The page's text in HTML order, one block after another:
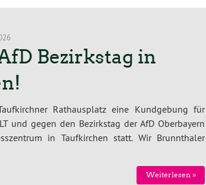
Bezirkstag in
Rathausplatz eine Kundgebung für
und gegen den Bezirkstag der AfD Oberbayern
in Taufkirchen statt. Wir Brunnthaler
Weiterlesen »